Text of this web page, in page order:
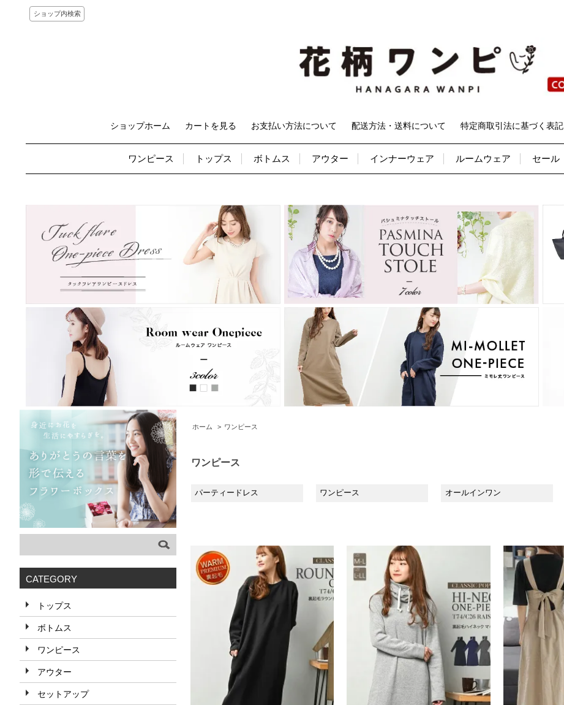
ショップ内検索
ショップホーム カートを見る お支払い方法について 配送方法・送料について 特定商取引法に基づく表記
ワンピース トップス ボトムス アウター インナーウェア ルームウェア セール
ホーム > ワンピース
ワンピース
パーティードレス ワンピース オールインワン
CATEGORY
トップス
ボトムス
ワンピース
アウター
セットアップ